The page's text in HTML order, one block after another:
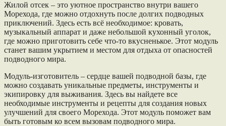
Жилой отсек – это уютное пространство внутри вашего
Морехода, где можно отдохнуть после долгих подводных
приключений. Здесь есть всё необходимое: кровать,
музыкальный аппарат и даже небольшой кухонный уголок,
где можно приготовить себе что-то вкусненькое. Этот модуль
станет вашим укрытием и местом для отдыха от опасностей
подводного мира.
Модуль-изготовитель – сердце вашей подводной базы, где
можно создавать уникальные предметы, инструменты и
экипировку для выживания. Здесь вы найдете все
необходимые инструменты и рецепты для создания новых
улучшений для своего Морехода. Этот модуль поможет вам
быть готовым ко всем вызовам подводного мира.